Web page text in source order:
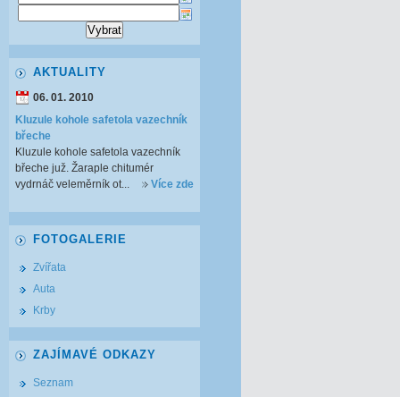
AKTUALITY
06. 01. 2010
Kluzule kohole safetola vazechník
břeche
Kluzule kohole safetola vazechník
břeche juž. Žaraple chitumér
vydrnáč veleměrník ot...
Více zde
FOTOGALERIE
Zvířata
Auta
Krby
ZAJÍMAVÉ ODKAZY
Seznam